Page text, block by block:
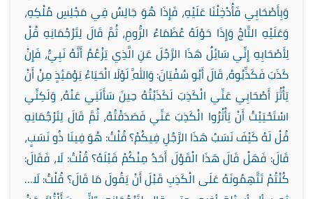
وَبِأَصْحَابِي فَأُدْخِلْنَا عَلَيْهِ، فَإِذَا هُوَ جَالِسٌ فِي مَجْلِسِ مُلْكِهِ،
وَعَلَيْهِ التَّاجُ وَإِذَا حَوْلَهُ عُظَمَاءُ الرُّومِ، ثُمَّ قَالَ لِتَرْجُمَانِهِ قُلْ
لِأَصْحَابِهِ إِنِّي سَائِلٌ هَذَا الرَّجُلَ عَنِ الَّذِي يَزْعُمُ أَنَّهُ نَبِيٌّ، فَإِنْ
كَذَبَ فَكَذِّبُوهُ، قَالَ أَبُو سُفْيَانَ: وَاللَّهِ لَوْلَا الْحَيَاءُ يَوْمَئِذٍ مِنْ أَنْ
يَأْثُرَ أَصْحَابِي عَنِّي الْكَذِبَ لَكَذَبْتُهُ حِينَ سَأَلَنِي عَنْهُ، وَلَكِنِّي
اسْتَحْيَيْتُ أَنْ يَأْثُرُوا الْكَذِبَ عَنِّي فَصَدَقْتُهُ، ثُمَّ قَالَ لِتَرْجُمَانِهِ
قُلْ لَهُ كَيْفَ نَسَبُ هَذَا الرَّجُلِ فِيكُمْ؟ قُلْتُ: هُوَ فِينَا ذُو نَسَبٍ،
قَالَ: فَهَلْ قَالَ هَذَا الْقَوْلَ أَحَدٌ مِنْكُمْ قَبْلَهُ؟ قُلْتُ: لَا، فَقَالَ:
كُنْتُمْ تَتَّهِمُونَهُ عَلَى الْكَذِبِ قَبْلَ أَنْ يَقُولَ مَا قَالَ؟ قُلْتُ: لَا…